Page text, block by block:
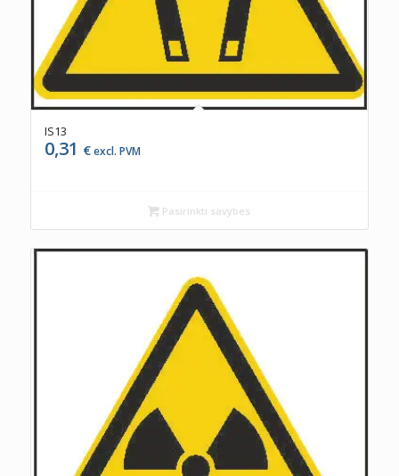
IS13
0,31 €excl. PVM
Pasirinkti savybes